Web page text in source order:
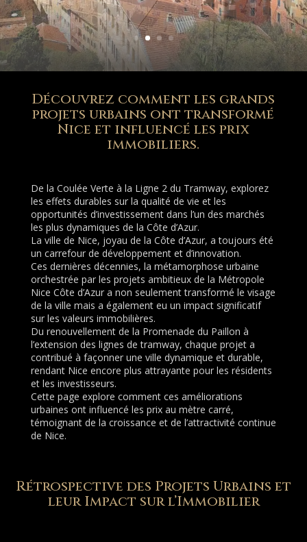
Découvrez comment les grands
projets urbains ont transformé
Nice et influencé les prix
immobiliers.
De la Coulée Verte à la Ligne 2 du Tramway, explorez
les effets durables sur la qualité de vie et les
opportunités d’investissement dans l’un des marchés
les plus dynamiques de la Côte d’Azur.
La ville de Nice, joyau de la Côte d’Azur, a toujours été
un carrefour de développement et d’innovation.
Ces dernières décennies, la métamorphose urbaine
orchestrée par les projets ambitieux de la Métropole
Nice Côte d’Azur a non seulement transformé le visage
de la ville mais a également eu un impact significatif
sur les valeurs immobilières.
Du renouvellement de la Promenade du Paillon à
l’extension des lignes de tramway, chaque projet a
contribué à façonner une ville dynamique et durable,
rendant Nice encore plus attrayante pour les résidents
et les investisseurs.
Cette page explore comment ces améliorations
urbaines ont influencé les prix au mètre carré,
témoignant de la croissance et de l’attractivité continue
de Nice.
Rétrospective des Projets Urbains et
leur Impact sur l’Immobilier